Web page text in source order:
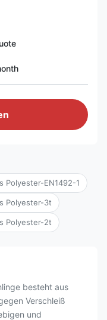
Polyester-EN1492-1
Polyester-3t
Polyester-2t
besteht aus
Verschleiß
und